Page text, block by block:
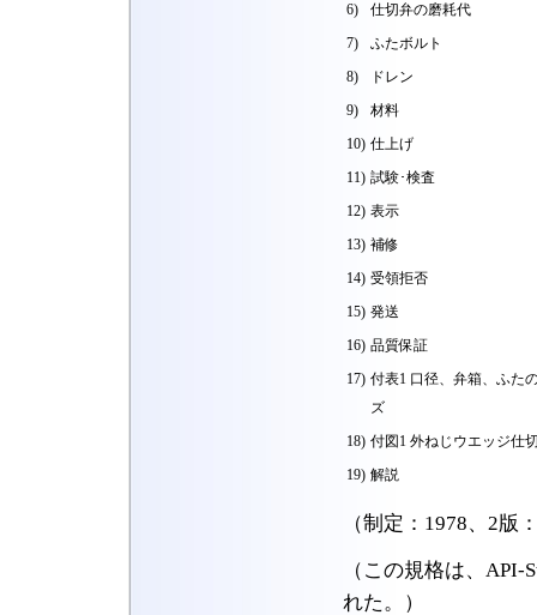
6)
仕切弁の磨耗代
7)
ふたボルト
8)
ドレン
9)
材料
10) 仕上げ
11) 試験･検査
12) 表示
13) 補修
14) 受領拒否
15) 発送
16) 品質保証
17) 付表1 口径、弁箱、ふた
ズ
18) 付図1 外ねじウエッジ仕
19) 解説
（制定：1978、2版
（この規格は、API-
れた。）